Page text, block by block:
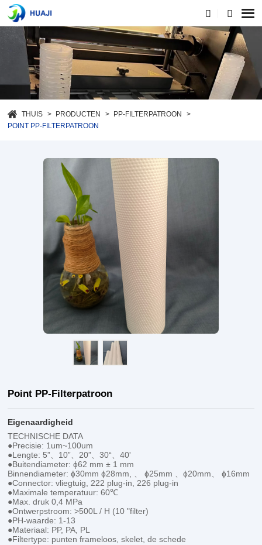
THUIS PRODUCTEN
PP-FILTERPATROON
POINT PP-FILTERPATROON
Point PP-Filterpatroon
Eigenaardigheid
TECHNISCHE DATA
●Precisie: 1um~100um
●Lengte: 5”、10”、20”、30“、40'
●Buitendiameter: ɸ62 mm ± 1 mm
Binnendiameter: ɸ30mm ɸ28mm, 、 ɸ25mm 、ɸ20mm、 ɸ16mm
●Connector: vliegtuig, 222 plug-in, 226 plug-in
●Maximale temperatuur: 60℃
●Max. druk 0,4 MPa
●Ontwerpstroom: >500L / H (10 "filter)
●PH-waarde: 1-13
●Materiaal: PP, PA, PL
●Filtertype: punten frameloos, skelet, de schede